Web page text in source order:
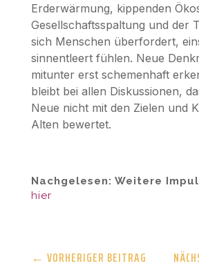
Erderwärmung, kippenden
Gesellschaftsspaltung und der
sich Menschen überfordert,
sinnentleert fühlen. Neue
mitunter erst schemenhaft
bleibt bei allen Diskussionen,
Neue nicht mit den Zielen und
Alten bewertet.
Nachgelesen: Weitere
hier
← VORHERIGER BEITRAG